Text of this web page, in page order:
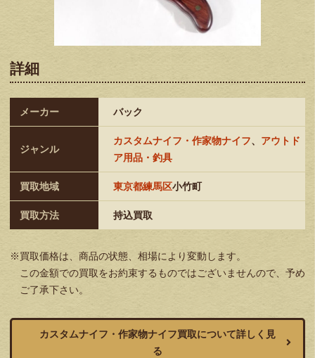
詳細
メーカー バック
ジャンル
カスタムナイフ・作家物ナイフ、 アウトド
ア用品・釣具
買取地域 東京都練馬区小竹町
買取方法 持込買取
※買取価格は、商品の状態、相場により変動します。
この金額での買取をお約束するものではございませんので、予め
ご了承下さい。
カスタムナイフ・作家物ナイフ買取について詳しく見
る